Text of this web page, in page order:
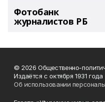
Фотобанк
журналистов РБ
© 2026 Общественно-
Издаётся с октября 1931 года
Об использовании